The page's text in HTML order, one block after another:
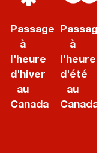
Passage
à
l'heure
d'hiver
au
Canada
Passage
à
l'heure
d'été
au
Canada